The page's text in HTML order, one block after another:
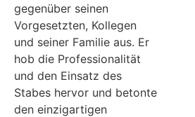
gegenüber seinen
Vorgesetzten, Kollegen
und seiner Familie aus. Er
hob die Professionalität
und den Einsatz des
Stabes hervor und betonte
den einzigartigen